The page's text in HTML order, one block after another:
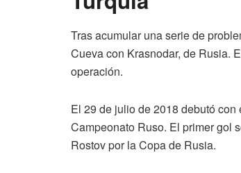
Tras acumular una serie de
Cueva con Krasnodar, de Rusia.
operación.
El 29 de julio de 2018 debutó
Campeonato Ruso. El primer gol
Rostov por la Copa de Rusia.